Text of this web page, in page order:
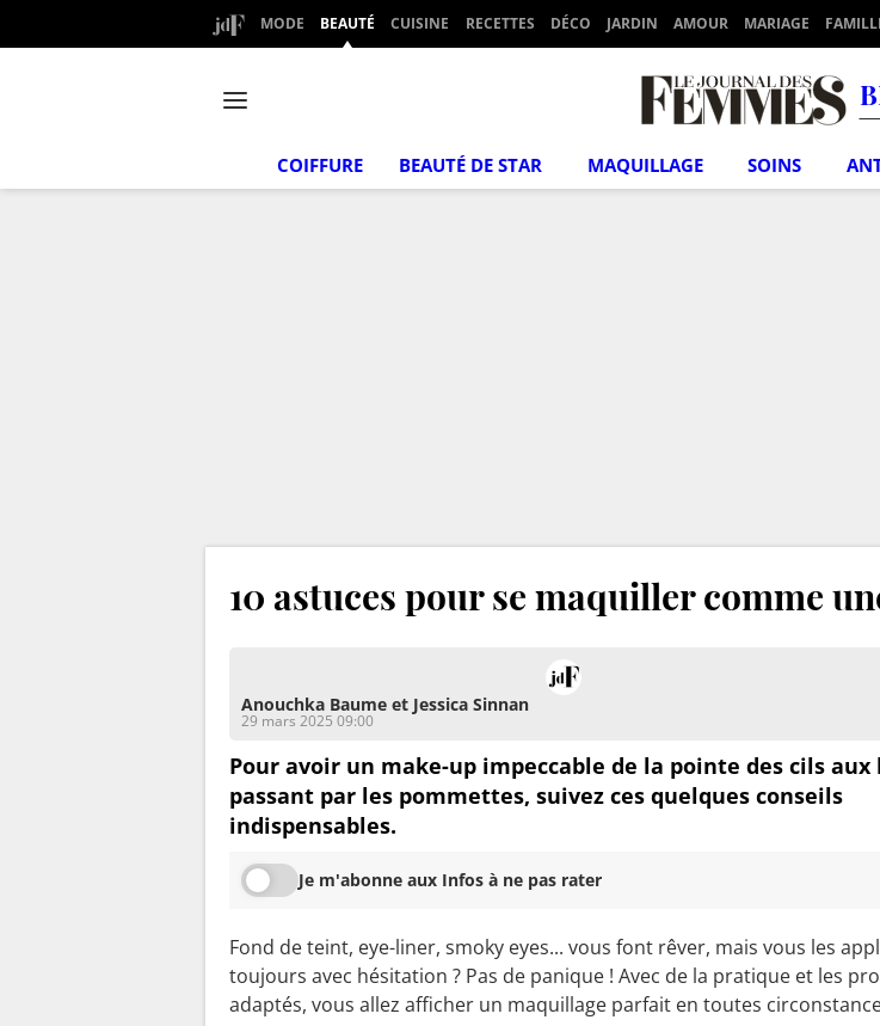
MODE BEAUTÉ CUISINE RECETTES DÉCO JARDIN AMOUR MARIAGE
COIFFURE BEAUTÉ DE STAR MAQUILLAGE SOINS
10 astuces pour se maquiller comme
Anouchka Baume et Jessica Sinnan
29 mars 2025 09:00
Pour avoir un make-up impeccable de la pointe des cils aux
passant par les pommettes, suivez ces quelques conseils
indispensables.
Je m'abonne aux Infos à ne pas rater
Fond de teint, eye-liner, smoky eyes... vous font rêver, mais vous les
toujours avec hésitation ? Pas de panique ! Avec de la pratique et les
adaptés, vous allez afficher un maquillage parfait en toutes